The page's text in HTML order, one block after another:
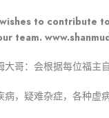
to contribute
team.
大哥：会根据每位福主
，疑难杂症，各种虚病